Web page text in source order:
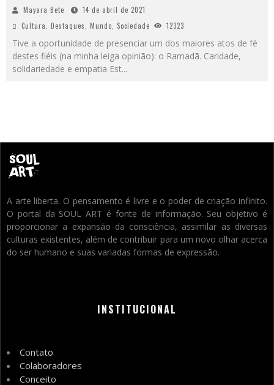
Mayara Bete
14 de abril de 2021
Cultura, Destaques, Mundo, Sociedade 12323
Tive a oportunidade de presenciar um dos maiores atos de fé
destes fiéis (na minha leiga opinião): o Ramadã. Caridade,
solidariedade e empatia Est...
A arte liberta. O pensamento é livre e o poder de criação infinito.
O portal da SOUL ART é fonte de informação. Seu objetivo é
proporcionar a expansão da consciência, assimilar as diversas
culturas existentes, além de contribuir para um novo olhar acerca
do ser humano e suas variadas formas de expressão.
INSTITUCIONAL
Contato
Colaboradores
Conceito